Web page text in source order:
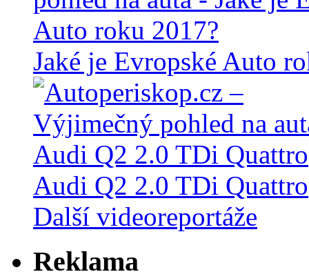
Jaké je Evropské Auto
Audi Q2 2.0 TDi Quattro
Další videoreportáže
Reklama